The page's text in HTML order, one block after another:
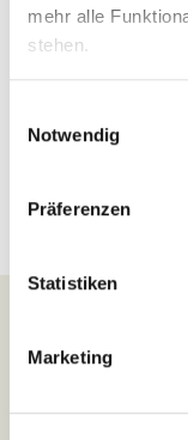
mehr alle
stehen.
Notwendig
Präferenzen
Statistiken
Marketing